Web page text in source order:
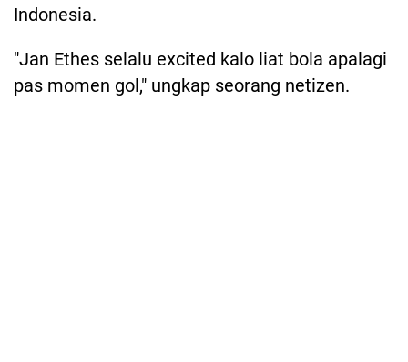
Indonesia.
"Jan Ethes selalu excited kalo liat bola apalagi
pas momen gol," ungkap seorang netizen.